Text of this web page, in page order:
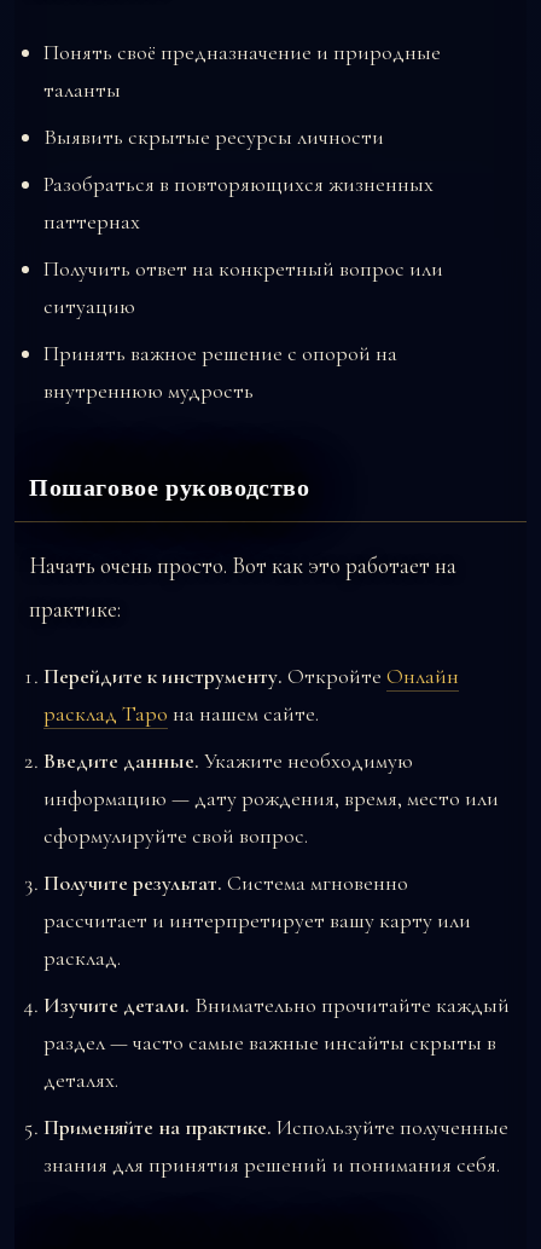
Понять своё предназначение и природные
таланты
Выявить скрытые ресурсы личности
Разобраться в повторяющихся жизненных
паттернах
Получить ответ на конкретный вопрос или
ситуацию
Принять важное решение с опорой на
внутреннюю мудрость
Пошаговое руководство
Начать очень просто. Вот как это работает на
практике:
Перейдите к инструменту. Откройте Онлайн
расклад Таро на нашем сайте.
Введите данные. Укажите необходимую
информацию — дату рождения, время, место или
сформулируйте свой вопрос.
Получите результат. Система мгновенно
рассчитает и интерпретирует вашу карту или
расклад.
Изучите детали. Внимательно прочитайте каждый
раздел — часто самые важные инсайты скрыты в
деталях.
Применяйте на практике. Используйте полученные
знания для принятия решений и понимания себя.